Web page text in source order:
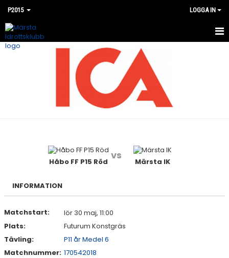
P2015 LOGGA IN
HEM
KONTAKT
Håbo FF P15 Röd
vs
Märsta IK
INFORMATION
Matchstart:
lör 30 maj, 11:00
Plats:
Futurum Konstgräs
Tävling:
P11 år Medel 6
Matchnummer: 170542018